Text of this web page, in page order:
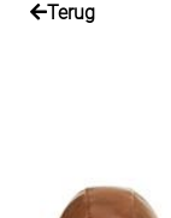
Terug